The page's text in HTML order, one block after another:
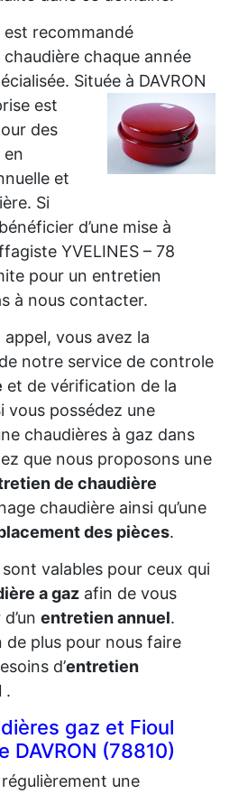
recommandé
chaudière chaque année
Située à DAVRON
est
des
en
et
Si
d’une mise à
YVELINES – 78
pour un entretien
à nous contacter.
vous avez la
notre service de controle
et de vérification de la
vous possédez une
chaudières à gaz dans
que nous proposons une
de chaudière
chaudière ainsi qu’une
des pièces.
valables pour ceux qui
a gaz afin de vous
entretien annuel.
de plus pour nous faire
d’entretien
.
gaz et Fioul
(78810)
une